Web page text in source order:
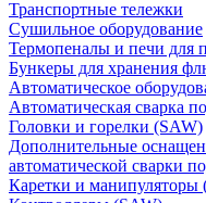
Транспортные тележки
Сушильное оборудование
Термопеналы и печи для
Бункеры для хранения
Автоматическое
Автоматическая сварка
Головки и горелки (SAW)
Дополнительные
автоматической сварки
Каретки и манипуляторы